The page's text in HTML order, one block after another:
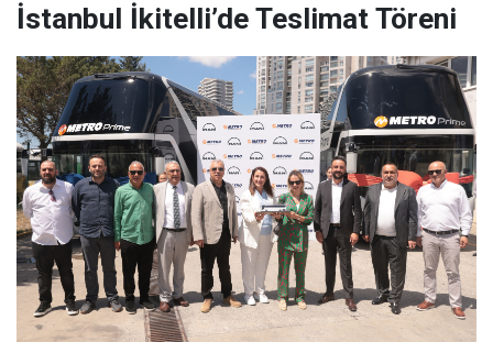
İstanbul İkitelli’de Teslimat Töreni